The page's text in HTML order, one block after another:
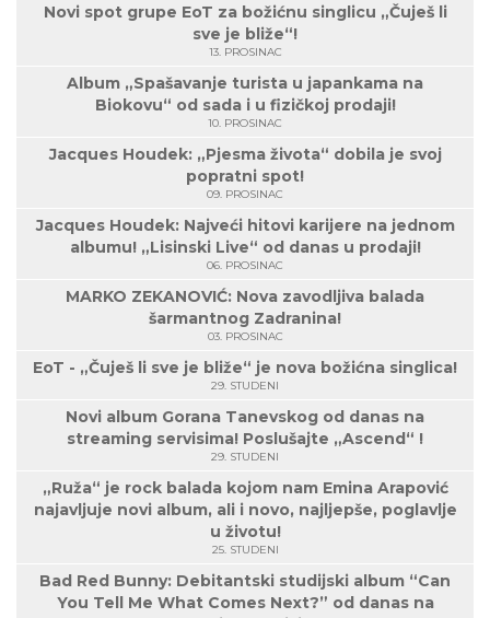
Novi spot grupe EoT za božićnu singlicu „Čuješ li
sve je bliže“!
13. PROSINAC
Album „Spašavanje turista u japankama na
Biokovu“ od sada i u fizičkoj prodaji!
10. PROSINAC
Jacques Houdek: „Pjesma života“ dobila je svoj
popratni spot!
09. PROSINAC
Jacques Houdek: Najveći hitovi karijere na jednom
albumu! „Lisinski Live“ od danas u prodaji!
06. PROSINAC
MARKO ZEKANOVIĆ: Nova zavodljiva balada
šarmantnog Zadranina!
03. PROSINAC
EoT - „Čuješ li sve je bliže“ je nova božićna singlica!
29. STUDENI
Novi album Gorana Tanevskog od danas na
streaming servisima! Poslušajte „Ascend“ !
29. STUDENI
„Ruža“ je rock balada kojom nam Emina Arapović
najavljuje novi album, ali i novo, najljepše, poglavlje
u životu!
25. STUDENI
Bad Red Bunny: Debitantski studijski album “Can
You Tell Me What Comes Next?” od danas na